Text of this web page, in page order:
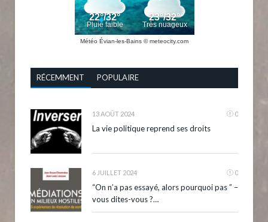
Météo Évian-les-Bains © meteocity.com
RÉCEMMENT POPULAIRE
13 AOÛT 2024 0
La vie politique reprend ses droits
6 JUILLET 2024 0
“On n’a pas essayé, alors pourquoi pas ” –
vous dites-vous ?…